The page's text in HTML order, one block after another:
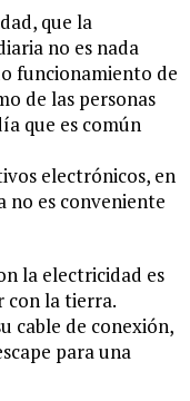
que la
no es nada
funcionamiento de
de las personas
que es común
electrónicos, en
no es conveniente
la electricidad es
con la tierra.
cable de conexión,
para una